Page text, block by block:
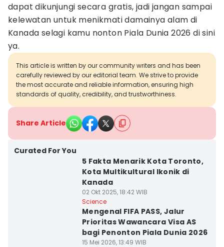
dapat dikunjungi secara gratis, jadi jangan sampai
kelewatan untuk menikmati damainya alam di
Kanada selagi kamu nonton Piala Dunia 2026 di sini
ya.
This article is written by our community writers and has been
carefully reviewed by our editorial team. We strive to provide
the most accurate and reliable information, ensuring high
standards of quality, credibility, and trustworthiness.
Share Article
Curated For You
5 Fakta Menarik Kota Toronto,
Kota Multikultural Ikonik di
Kanada
02 Okt 2025, 18:42 WIB
Science
Mengenal FIFA PASS, Jalur
Prioritas Wawancara Visa AS
bagi Penonton Piala Dunia 2026
15 Mei 2026, 13:49 WIB